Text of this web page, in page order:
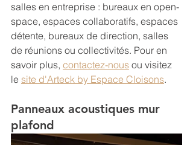
salles en entreprise : bureaux en open-
space, espaces collaboratifs, espaces
détente, bureaux de direction, salles
de réunions ou collectivités. Pour en
savoir plus, contactez-nous ou visitez
le site d'Arteck by Espace Cloisons.
Panneaux acoustiques mur
plafond